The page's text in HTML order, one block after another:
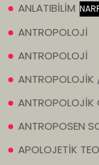
ANLATIBİLİM
ANTROPOLOJİ
ANTROPOLOJİ
ANTROPOLOJİK
ANTROPOLOJİK
ANTROPOSEN
APOLOJETİK